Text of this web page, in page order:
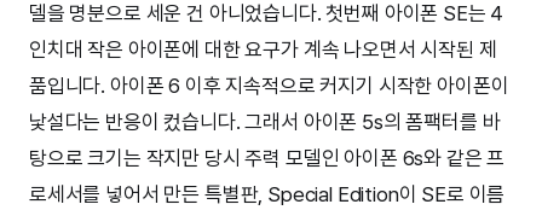
델을 명분으로 세운 건 아니었습니다. 첫번째 아이폰 SE는 4
인치대 작은 아이폰에 대한 요구가 계속 나오면서 시작된 제
품입니다. 아이폰 6 이후 지속적으로 커지기 시작한 아이폰이
낯설다는 반응이 컸습니다. 그래서 아이폰 5s의 폼팩터를 바
탕으로 크기는 작지만 당시 주력 모델인 아이폰 6s와 같은 프
로세서를 넣어서 만든 특별판, Special Edition이 SE로 이름